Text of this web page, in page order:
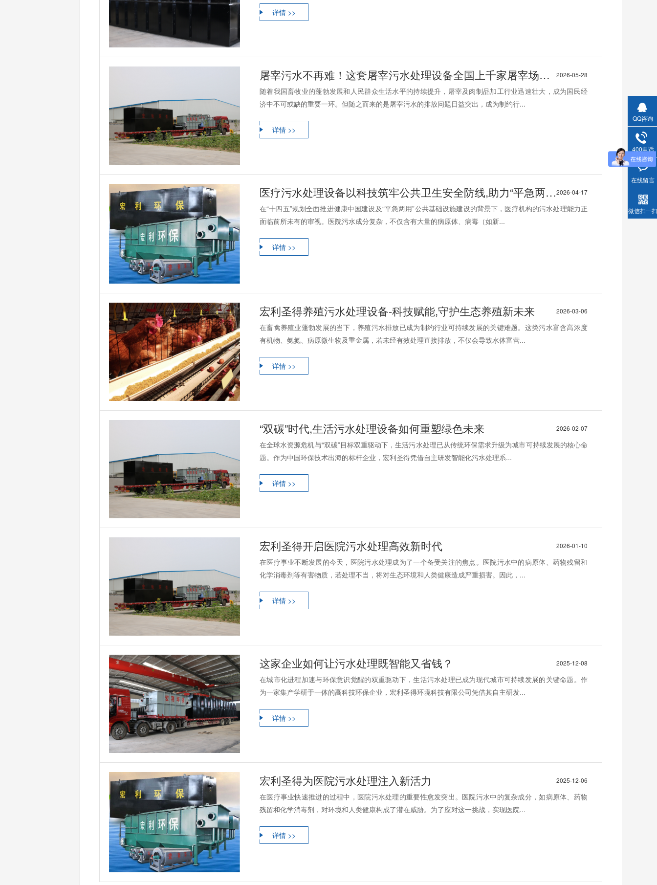
详情 >>
2026-05-28
屠宰污水不再难！这套屠宰污水处理设备全国上千家屠宰场都在用
随着我国畜牧业的蓬勃发展和人民群众生活水平的持续提升，屠宰及肉制品加工行业迅速壮大，成为国民经
济中不可或缺的重要一环。但随之而来的是屠宰污水的排放问题日益突出，成为制约行...
详情 >>
2026-04-17
医疗污水处理设备以科技筑牢公共卫生安全防线,助力“平急两用”医疗体系建设
在“十四五”规划全面推进健康中国建设及“平急两用”公共基础设施建设的背景下，医疗机构的污水处理能力正
面临前所未有的审视。医院污水成分复杂，不仅含有大量的病原体、病毒（如新...
详情 >>
2026-03-06
宏利圣得养殖污水处理设备-科技赋能,守护生态养殖新未来
在畜禽养殖业蓬勃发展的当下，养殖污水排放已成为制约行业可持续发展的关键难题。这类污水富含高浓度
有机物、氨氮、病原微生物及重金属，若未经有效处理直接排放，不仅会导致水体富营...
详情 >>
2026-02-07
“双碳”时代,生活污水处理设备如何重塑绿色未来
在全球水资源危机与“双碳”目标双重驱动下，生活污水处理已从传统环保需求升级为城市可持续发展的核心命
题。作为中国环保技术出海的标杆企业，宏利圣得凭借自主研发智能化污水处理系...
详情 >>
2026-01-10
宏利圣得开启医院污水处理高效新时代
在医疗事业不断发展的今天，医院污水处理成为了一个备受关注的焦点。医院污水中的病原体、药物残留和
化学消毒剂等有害物质，若处理不当，将对生态环境和人类健康造成严重损害。因此，...
详情 >>
2025-12-08
这家企业如何让污水处理既智能又省钱？
在城市化进程加速与环保意识觉醒的双重驱动下，生活污水处理已成为现代城市可持续发展的关键命题。作
为一家集产学研于一体的高科技环保企业，宏利圣得环境科技有限公司凭借其自主研发...
详情 >>
2025-12-06
宏利圣得为医院污水处理注入新活力
在医疗事业快速推进的过程中，医院污水处理的重要性愈发突出。医院污水中的复杂成分，如病原体、药物
残留和化学消毒剂，对环境和人类健康构成了潜在威胁。为了应对这一挑战，实现医院...
详情 >>
QQ咨询
400电话
在线留言
微信扫一扫